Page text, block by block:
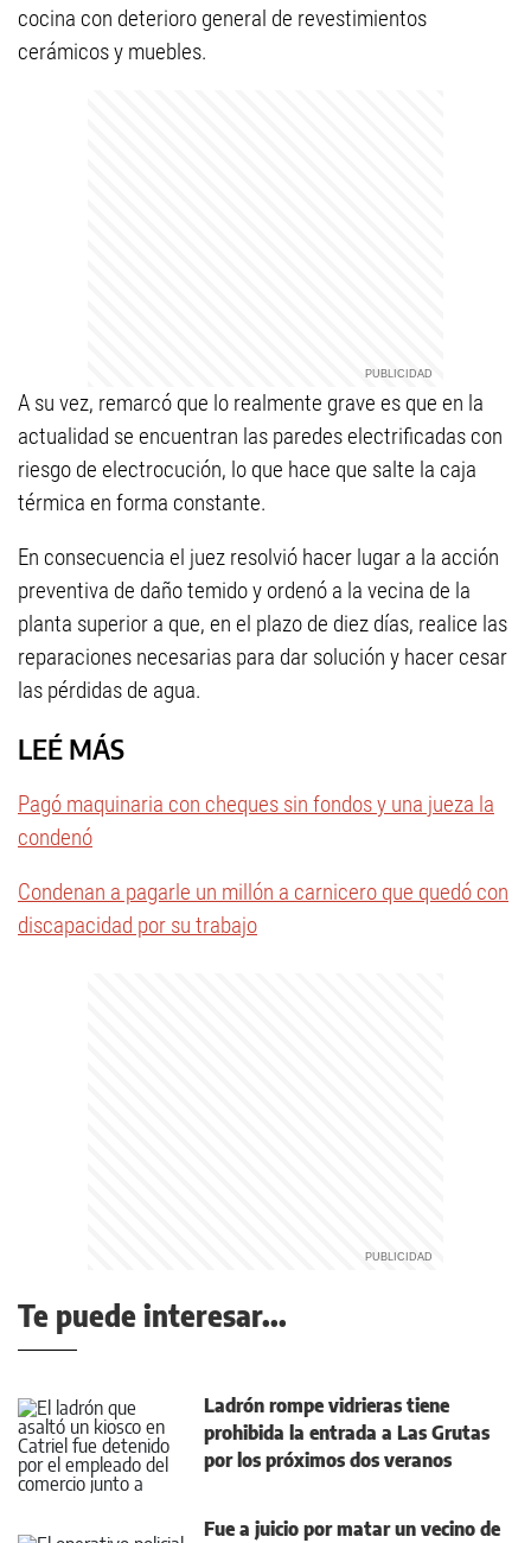
cocina con deterioro general de revestimientos
cerámicos y muebles.
A su vez, remarcó que lo realmente grave es que en la
actualidad se encuentran las paredes electrificadas con
riesgo de electrocución, lo que hace que salte la caja
térmica en forma constante.
En consecuencia el juez resolvió hacer lugar a la acción
preventiva de daño temido y ordenó a la vecina de la
planta superior a que, en el plazo de diez días, realice las
reparaciones necesarias para dar solución y hacer cesar
las pérdidas de agua.
LEÉ MÁS
Pagó maquinaria con cheques sin fondos y una jueza la
condenó
Condenan a pagarle un millón a carnicero que quedó con
discapacidad por su trabajo
Te puede interesar...
Ladrón rompe vidrieras tiene
prohibida la entrada a Las Grutas
por los próximos dos veranos
Fue a juicio por matar un vecino de